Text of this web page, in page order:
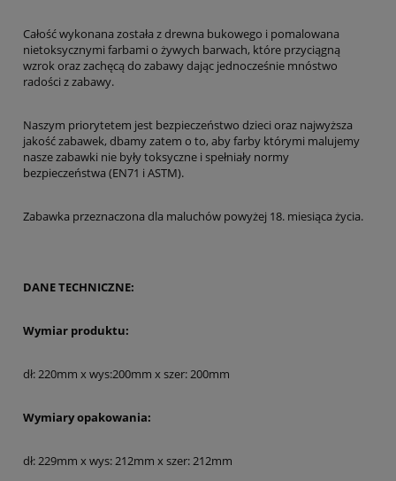
Całość wykonana została z drewna bukowego i pomalowana
nietoksycznymi farbami o żywych barwach, które przyciągną
wzrok oraz zachęcą do zabawy dając jednocześnie mnóstwo
radości z zabawy.
Naszym priorytetem jest bezpieczeństwo dzieci oraz najwyższa
jakość zabawek, dbamy zatem o to, aby farby którymi malujemy
nasze zabawki nie były toksyczne i spełniały normy
bezpieczeństwa (EN71 i ASTM).
Zabawka przeznaczona dla maluchów powyżej 18. miesiąca życia.
DANE TECHNICZNE:
Wymiar produktu:
dł: 220mm x wys:200mm x szer: 200mm
Wymiary opakowania:
dł: 229mm x wys: 212mm x szer: 212mm